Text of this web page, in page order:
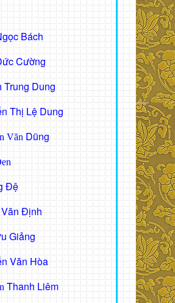
Bách
Cường
Trung Dung
Thị Lệ Dung
Văn Dũng
Đệ
Định
Giảng
Văn Hòa
Thanh Liêm